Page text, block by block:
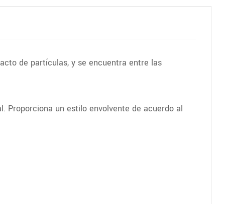
de partículas, y se encuentra entre las
Proporciona un estilo envolvente de acuerdo al